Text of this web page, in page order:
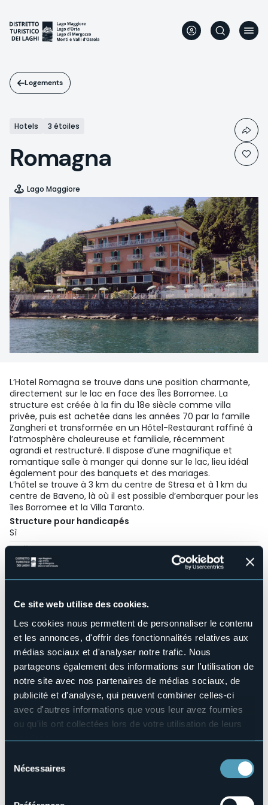
Ce site web utilise des cookies.
Les cookies nous permettent de personnaliser le contenu
et les annonces, d'offrir des fonctionnalités relatives aux
médias sociaux et d'analyser notre trafic. Nous
partageons également des informations sur l'utilisation de
notre site avec nos partenaires de médias sociaux, de
publicité et d'analyse, qui peuvent combiner celles-ci
avec d'autres informations que vous leur avez fournies
ou qu'ils ont collectées lors de votre utilisation de leurs
services.
manière de les gérer et de les supprimer,
cliquez ici
Nécessaires
contenu
principal
Logements
Hotels 3 étoiles
Romagna
Lago Maggiore
L’Hotel Romagna se trouve dans une position charmante,
directement sur le lac en face des Îles Borromee. La
structure est créée à la fin du 18e siècle comme villa
privée, puis est achetée dans les années 70 par la famille
Zangheri et transformée en un Hôtel-Restaurant raffiné à
l’atmosphère chaleureuse et familiale, récemment
agrandi et restructuré. Il dispose d’une magnifique et
romantique salle à manger qui donne sur le lac, lieu idéal
également pour des banquets et des mariages.
L’hôtel se trouve à 3 km du centre de Stresa et à 1 km du
centre de Baveno, là où il est possible d’embarquer pour les
îles Borromee et la Villa Taranto.
Structure pour handicapés
Sì
Wellness
No
Salles de conférences
Piscine
No
Animaux acceptés
Nombres de chambres
23
Nombres de lits
35
info@hotelromagnalagomaggiore.it
Téléphone